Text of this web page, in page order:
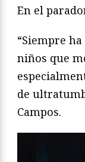
En el
“Siempre
niños que
de
Campos.